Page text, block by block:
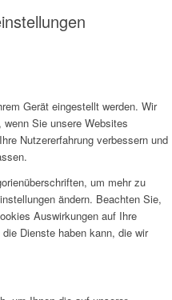
Gerät eingestellt werden. Wir
Sie unsere Websites
Nutzererfahrung verbessern und
um mehr zu
ändern. Beachten Sie,
Auswirkungen auf Ihre
Dienste haben kann, die wir